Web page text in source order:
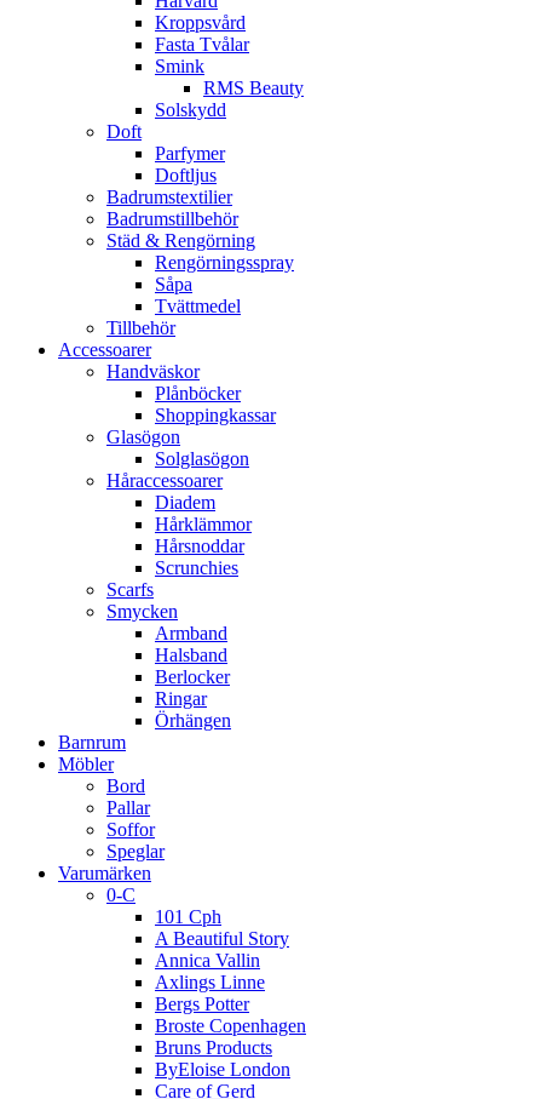
Kroppsvård
Fasta Tvålar
Smink
RMS Beauty
Solskydd
Doft
Parfymer
Doftljus
Badrumstextilier
Badrumstillbehör
Städ & Rengörning
Rengörningsspray
Såpa
Tvättmedel
Tillbehör
Accessoarer
Handväskor
Plånböcker
Shoppingkassar
Glasögon
Solglasögon
Håraccessoarer
Diadem
Hårklämmor
Hårsnoddar
Scrunchies
Scarfs
Smycken
Armband
Halsband
Berlocker
Ringar
Örhängen
Barnrum
Möbler
Bord
Pallar
Soffor
Speglar
Varumärken
0-C
101 Cph
A Beautiful Story
Annica Vallin
Axlings Linne
Bergs Potter
Broste Copenhagen
Bruns Products
ByEloise London
Care of Gerd